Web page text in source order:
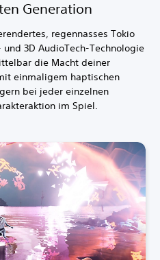
Generation
regennasses Tokio
3D AudioTech-Technologie
die Macht deiner
einmaligem haptischen
bei jeder einzelnen
im Spiel.